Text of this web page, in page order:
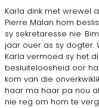
Karla dink met wrewel
Pierre Malan hom
sy sekretaresse nie.
jaar ouer as sy dogter.
Karla vermoed sy het
besluiteloosheid oor
kom van die
haar ma haar pa nou
nie reg om hom te